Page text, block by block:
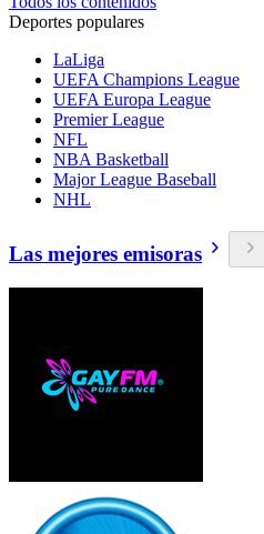
Deportes populares
LaLiga
UEFA Champions League
UEFA Europa League
Premier League
NFL
NBA Basketball
Major League Baseball
NHL
Las mejores emisoras